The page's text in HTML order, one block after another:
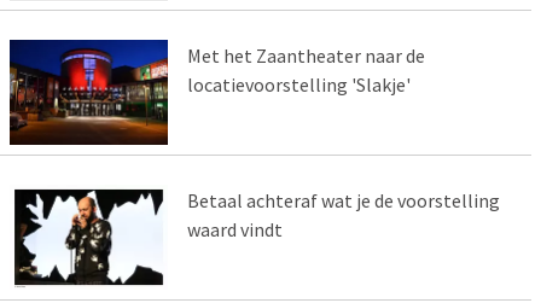
Met het Zaantheater naar de
locatievoorstelling 'Slakje'
Betaal achteraf wat je de voorstelling
waard vindt